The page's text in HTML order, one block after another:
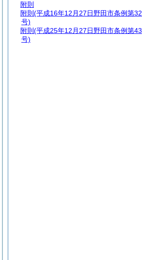
附則
附則 (平成16年12月27日野田市条例第32
号)
附則 (平成25年12月27日野田市条例第43
号)